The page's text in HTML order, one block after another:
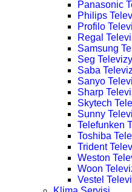
Panasonic
Philips
Profilo
Regal
Samsung
Seg
Saba
Sanyo
Sharp
Skytech
Sunny
Telefunken
Toshiba
Trident
Weston
Woon
Vestel